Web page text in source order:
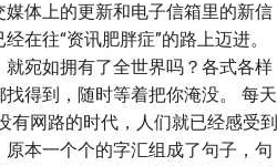
媒体上的更新和电子信箱里的新信
在往“资讯肥胖症”的路上迈进。
就宛如拥有了全世界吗？各式各样
找得到，随时等着把你淹没。 每天
有网路的时代，人们就已经感受到
原本一个个的字汇组成了句子，句